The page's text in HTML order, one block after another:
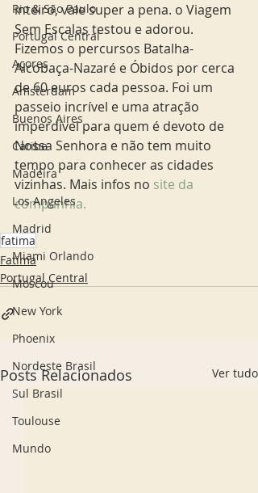
Rio & São Paulo
Portugal Central
Açores
Amsterdam
Buenos Aires
Caribe
Madeira
Los Angeles
Madrid
Miami Orlando
Moscou
New York
Phoenix
Nordeste Brasil
Sul Brasil
Toulouse
Mundo
inteiro, vale super a pena. o Viagem
Sem Escalas testou e adorou.
Fizemos o percursos Batalha-
Alcobaça-Nazaré e Óbidos por cerca
de 60 euros cada pessoa. Foi um
passeio incrível e uma atração
imperdível para quem é devoto de
Nossa Senhora e não tem muito
tempo para conhecer as cidades
vizinhas. Mais infos no site da
companhia.
fatima
Fatima
Portugal Central
Posts Relacionados Ver tudo